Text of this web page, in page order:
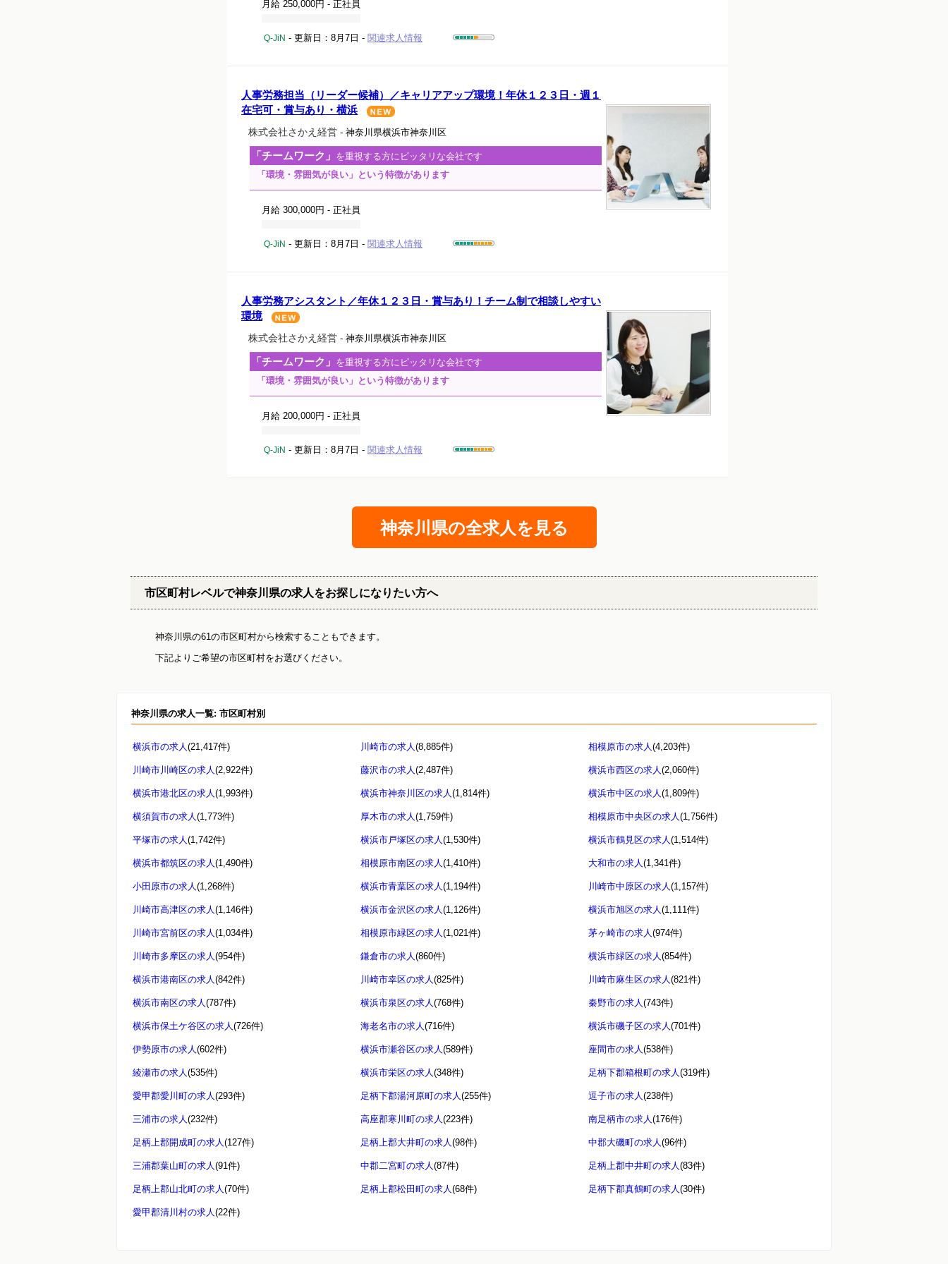
月給 250,000円 - 正社員
Q-JiN - 更新日：8月7日 - 関連求人情報
人事労務担当（リーダー候補）／キャリアアップ環境！年休１２３日・週１
在宅可・賞与あり・横浜
株式会社さかえ経営 - 神奈川県横浜市神奈川区
「チームワーク」 を重視する方にピッタリな会社です
「環境・雰囲気が良い」という特徴があります
月給 300,000円 - 正社員
Q-JiN - 更新日：8月7日 - 関連求人情報
人事労務アシスタント／年休１２３日・賞与あり！チーム制で相談しやすい
環境
株式会社さかえ経営 - 神奈川県横浜市神奈川区
「チームワーク」 を重視する方にピッタリな会社です
「環境・雰囲気が良い」という特徴があります
月給 200,000円 - 正社員
Q-JiN - 更新日：8月7日 - 関連求人情報
神奈川県の全求人を見る
市区町村レベルで神奈川県の求人をお探しになりたい方へ
神奈川県の61の市区町村から検索することもできます。
下記よりご希望の市区町村をお選びください。
神奈川県の求人一覧: 市区町村別
横浜市の求人(21,417件) 川崎市の求人(8,885件) 相模原市の求人(4,203件)
川崎市川崎区の求人(2,922件) 藤沢市の求人(2,487件) 横浜市西区の求人(2,060件)
横浜市港北区の求人(1,993件) 横浜市神奈川区の求人(1,814件) 横浜市中区の求人(1,809件)
横須賀市の求人(1,773件) 厚木市の求人(1,759件) 相模原市中央区の求人(1,756件)
平塚市の求人(1,742件) 横浜市戸塚区の求人(1,530件) 横浜市鶴見区の求人(1,514件)
横浜市都筑区の求人(1,490件) 相模原市南区の求人(1,410件) 大和市の求人(1,341件)
小田原市の求人(1,268件) 横浜市青葉区の求人(1,194件) 川崎市中原区の求人(1,157件)
川崎市高津区の求人(1,146件) 横浜市金沢区の求人(1,126件) 横浜市旭区の求人(1,111件)
川崎市宮前区の求人(1,034件) 相模原市緑区の求人(1,021件) 茅ヶ崎市の求人(974件)
川崎市多摩区の求人(954件) 鎌倉市の求人(860件) 横浜市緑区の求人(854件)
横浜市港南区の求人(842件) 川崎市幸区の求人(825件) 川崎市麻生区の求人(821件)
横浜市南区の求人(787件) 横浜市泉区の求人(768件) 秦野市の求人(743件)
横浜市保土ケ谷区の求人(726件) 海老名市の求人(716件) 横浜市磯子区の求人(701件)
伊勢原市の求人(602件) 横浜市瀬谷区の求人(589件) 座間市の求人(538件)
綾瀬市の求人(535件) 横浜市栄区の求人(348件) 足柄下郡箱根町の求人(319件)
愛甲郡愛川町の求人(293件) 足柄下郡湯河原町の求人(255件) 逗子市の求人(238件)
三浦市の求人(232件) 高座郡寒川町の求人(223件) 南足柄市の求人(176件)
足柄上郡開成町の求人(127件) 足柄上郡大井町の求人(98件) 中郡大磯町の求人(96件)
三浦郡葉山町の求人(91件) 中郡二宮町の求人(87件) 足柄上郡中井町の求人(83件)
足柄上郡山北町の求人(70件) 足柄上郡松田町の求人(68件) 足柄下郡真鶴町の求人(30件)
愛甲郡清川村の求人(22件)